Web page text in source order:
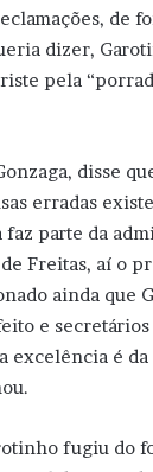
de
dizer,
pela
disse
erradas
faz parte da
Freitas, aí o
ainda que
e
excelência é
fugiu do